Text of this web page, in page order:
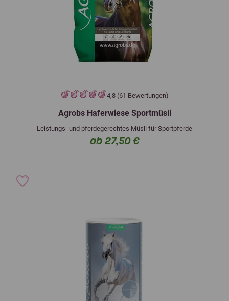
4,8 (61 Bewertungen)
Agrobs Haferwiese Sportmüsli
Leistungs- und pferdegerechtes Müsli für Sportpferde
ab 27,50 €